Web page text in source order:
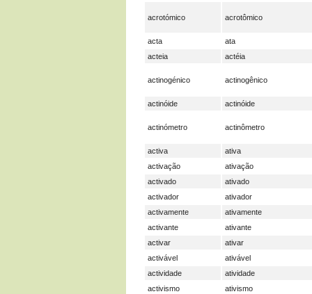
acrotómico acrotômico
acta
ata
acteia
actéia
actinogénico actinogênico
actinóide actinóide
actinómetro actinômetro
activa
ativa
activação
ativação
activado
ativado
activador
ativador
activamente
ativamente
activante
ativante
activar
ativar
activável
ativável
actividade
atividade
activismo
ativismo